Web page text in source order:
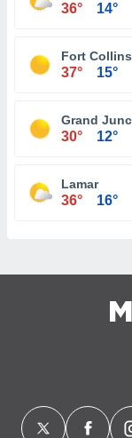
36° 14°
Fort Collins
37° 15°
Grand
30° 12°
Lamar
36° 16°